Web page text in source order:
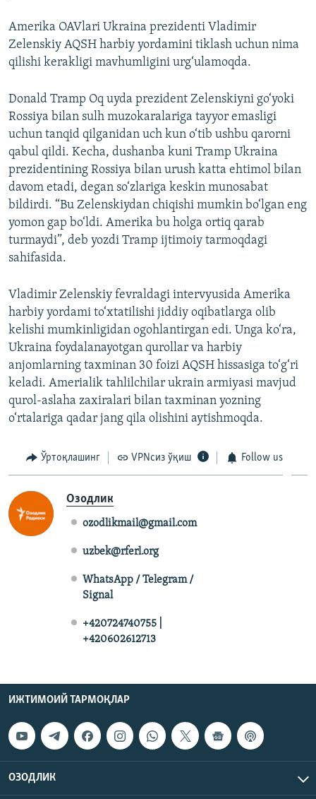
Amerika OAVlari Ukraina prezidenti Vladimir
Zelenskiy AQSH harbiy yordamini tiklash uchun nima
qilishi kerakligi mavhumligini urg‘ulamoqda.
Donald Tramp Oq uyda prezident Zelenskiyni go‘yoki
Rossiya bilan sulh muzokaralariga tayyor emasligi
uchun tanqid qilganidan uch kun o‘tib ushbu qarorni
qabul qildi. Kecha, dushanba kuni Tramp Ukraina
prezidentining Rossiya bilan urush katta ehtimol bilan
davom etadi, degan so‘zlariga keskin munosabat
bildirdi. “Bu Zelenskiydan chiqishi mumkin bo‘lgan eng
yomon gap bo‘ldi. Amerika bu holga ortiq qarab
turmaydi”, deb yozdi Tramp ijtimoiy tarmoqdagi
sahifasida.
Vladimir Zelenskiy fevraldagi intervyusida Amerika
harbiy yordami to‘xtatilishi jiddiy oqibatlarga olib
kelishi mumkinligidan ogohlantirgan edi. Unga ko‘ra,
Ukraina foydalanayotgan qurollar va harbiy
anjomlarning taxminan 30 foizi AQSH hissasiga to‘g‘ri
keladi. Amerialik tahlilchilar ukrain armiyasi mavjud
qurol-aslaha zaxiralari bilan taxminan yozning
o‘rtalariga qadar jang qila olishini aytishmoqda.
Ўртоқлашинг VPNсиз ўқиш Follow us
Озодлик
ozodlikmail@gmail.com
uzbek@rferl.org
WhatsApp / Telegram /
Signal
+420724740755 |
+420602612713
ИЖТИМОИЙ ТАРМОҚЛАР
ОЗОДЛИК